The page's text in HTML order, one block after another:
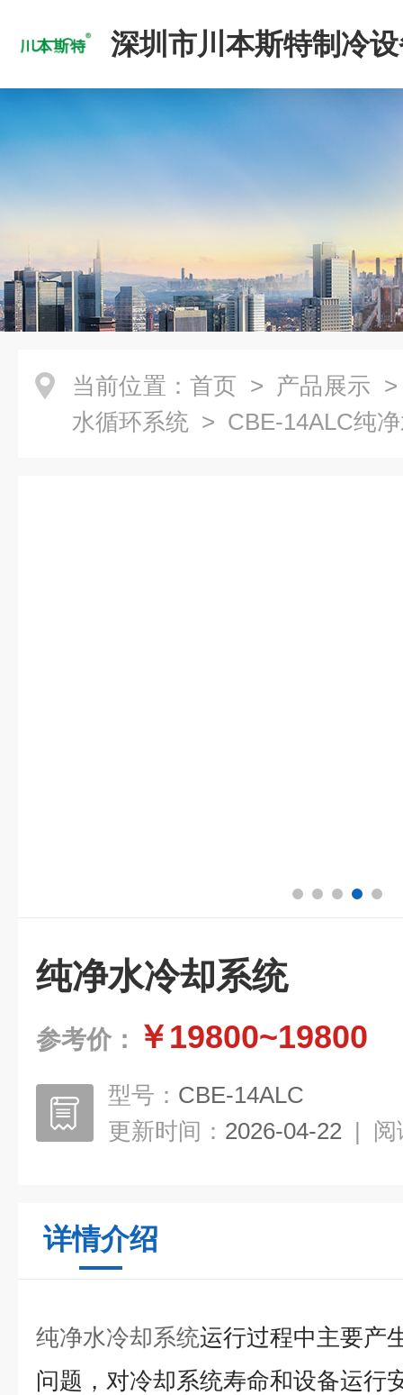
深圳市川本斯特制冷
公司
当前位置： 首页 > 产品展示
水循环系统 > CBE-14ALC纯
纯净水冷却系统
参考价： ￥19800~19800
型号： CBE-14ALC
更新时间： 2026-04-22 | 阅
详情介绍
纯净水冷却系统运行过程中主要产
问题，对冷却系统寿命和设备运行